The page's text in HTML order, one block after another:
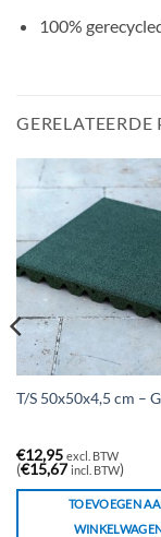
100%
T/S 50x50x4,5 cm –
€12,95 excl. BTW
(€15,67 incl. BTW)
TOEVOEGEN